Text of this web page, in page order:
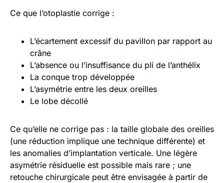
Ce que l’otoplastie corrige :
L’écartement excessif du pavillon par rapport au
crâne
L’absence ou l’insuffisance du pli de l’anthélix
La conque trop développée
L’asymétrie entre les deux oreilles
Le lobe décollé
Ce qu’elle ne corrige pas : la taille globale des oreilles
(une réduction implique une technique différente) et
les anomalies d’implantation verticale. Une légère
asymétrie résiduelle est possible mais rare ; une
retouche chirurgicale peut être envisagée à partir de